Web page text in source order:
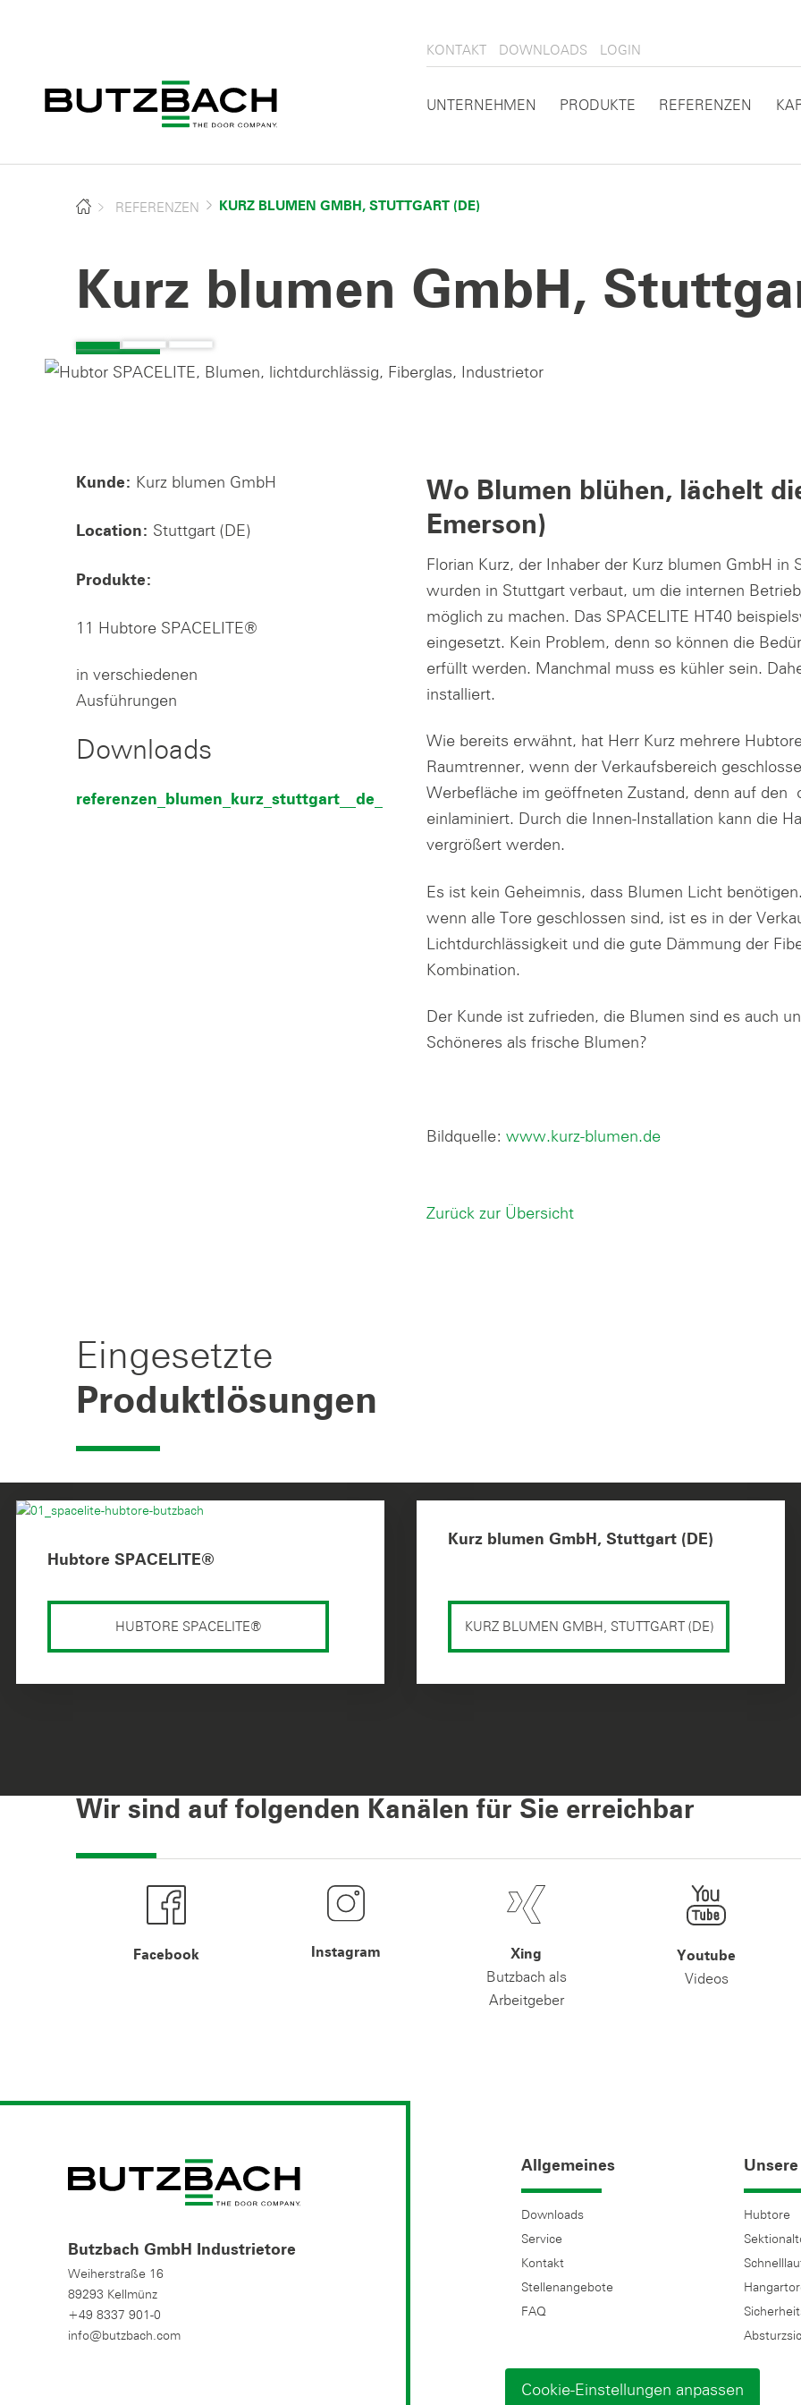
KONTAKT DOWNLOADS LOGIN
UNTERNEHMEN PRODUKTE REFERENZEN
REFERENZEN KURZ BLUMEN GMBH, STUTTGART (DE)
Kurz blumen GmbH,
Wo Blumen blühen, lächelt
Emerson)
Florian Kurz, der Inhaber der Kurz blumen GmbH
wurden in Stuttgart verbaut, um die internen
möglich zu machen. Das SPACELITE HT40
eingesetzt. Kein Problem, denn so können die
erfüllt werden. Manchmal muss es kühler sein.
installiert.
Wie bereits erwähnt, hat Herr Kurz mehrere
Raumtrenner, wenn der Verkaufsbereich
Werbefläche im geöffneten Zustand, denn auf den
einlaminiert. Durch die Innen-Installation kann die
vergrößert werden.
Es ist kein Geheimnis, dass Blumen Licht
wenn alle Tore geschlossen sind, ist es in der
Lichtdurchlässigkeit und die gute Dämmung der
Kombination.
Der Kunde ist zufrieden, die Blumen sind es auch
Schöneres als frische Blumen?
Bildquelle: www.kurz-blumen.de
Kunde: Kurz blumen GmbH
Location: Stuttgart (DE)
Produkte:
11 Hubtore SPACELITE®
in verschiedenen
Ausführungen
Downloads
referenzen_blumen_kurz_stuttgart__de_
Zurück zur Übersicht
Eingesetzte
Produktlösungen
Hubtore SPACELITE®
HUBTORE SPACELITE®
Kurz blumen GmbH, Stuttgart (DE)
KURZ BLUMEN GMBH, STUTTGART (DE)
Wir sind auf folgenden Kanälen für Sie erreichbar
Facebook Instagram Xing
Butzbach als
Arbeitgeber
Youtube
Videos
Butzbach GmbH Industrietore
Weiherstraße 16
89293 Kellmünz
+49 8337 901-0
info@butzbach.com
Allgemeines
Downloads
Service
Kontakt
Stellenangebote
FAQ
Hubtore
Cookie-Einstellungen anpassen